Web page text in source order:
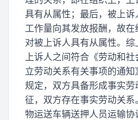
具有从属性；最后，被上
工作量向其发放报酬，故在
对被上诉人具有从属性。
上诉人之间符合《劳动和
立劳动关系有关事项的通
规定，双方具备形成事实
征，双方存在事实劳动关系
物运送车辆送押人员运输协